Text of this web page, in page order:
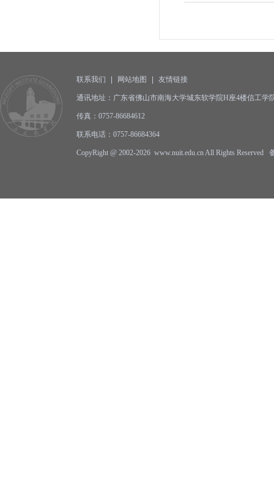
联系我们 | 网站地图 | 友情链接
通讯地址：广东省佛山市南海大学城东软学院H座4楼信工
传真：0757-86684612
联系电话：0757-86684364
CopyRight @ 2002-2026 www.nuit.edu.cn All Rights Reserved